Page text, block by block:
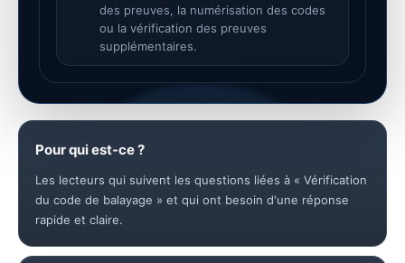
des preuves, la numérisation des codes
ou la vérification des preuves
supplémentaires.
Pour qui est-ce ?
Les lecteurs qui suivent les questions liées à « Vérification
du code de balayage » et qui ont besoin d'une réponse
rapide et claire.